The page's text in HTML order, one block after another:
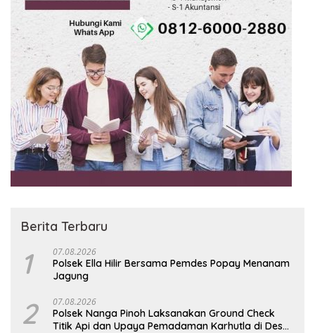
Berita Terbaru
1 07.08.2026
Polsek Ella Hilir Bersama Pemdes Popay Menanam
Jagung
2 07.08.2026
Polsek Nanga Pinoh Laksanakan Ground Check
Titik Api dan Upaya Pemadaman Karhutla di Desa